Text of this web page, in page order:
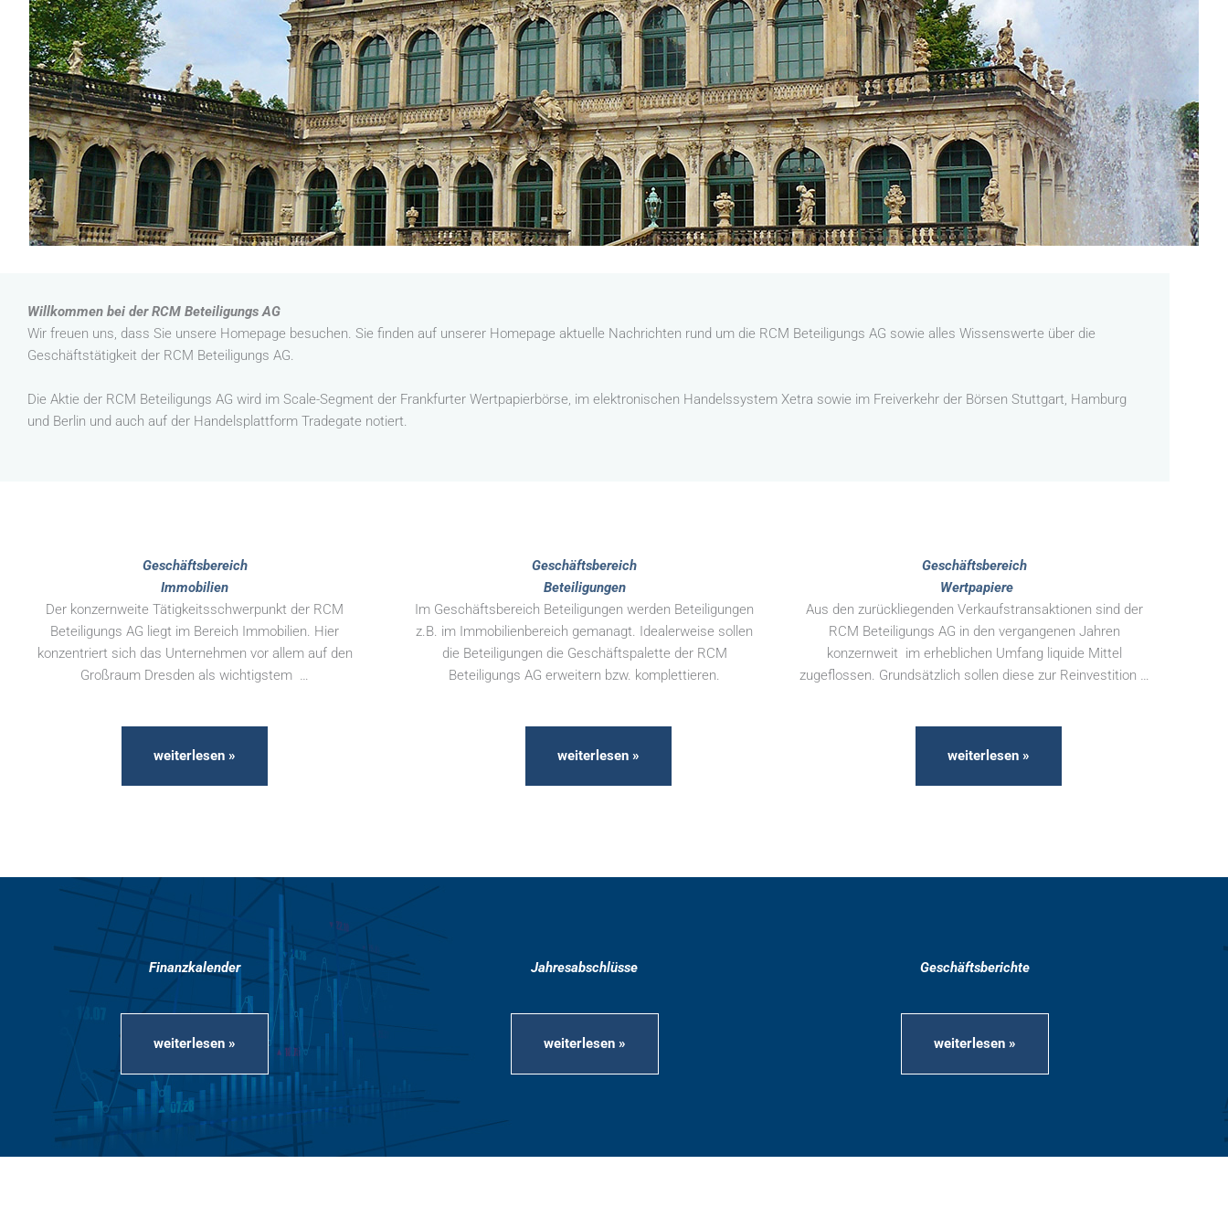
Willkommen bei der RCM Beteiligungs AG
Wir freuen uns, dass Sie unsere Homepage besuchen. Sie finden auf unserer Homepage aktuelle Nachrichten rund um die RCM Beteiligungs AG sowie alles Wissenswerte über die
Geschäftstätigkeit der RCM Beteiligungs AG.
Die Aktie der RCM Beteiligungs AG wird im Scale-Segment der Frankfurter Wertpapierbörse, im elektronischen Handelssystem Xetra sowie im Freiverkehr der Börsen Stuttgart, Hamburg
und Berlin und auch auf der Handelsplattform Tradegate notiert.
Geschäftsbereich
Immobilien
Der konzernweite Tätigkeitsschwerpunkt der RCM
Beteiligungs AG liegt im Bereich Immobilien. Hier
konzentriert sich das Unternehmen vor allem auf den
Großraum Dresden als wichtigstem …
weiterlesen »
Geschäftsbereich
Beteiligungen
Im Geschäftsbereich Beteiligungen werden Beteiligungen
z.B. im Immobilienbereich gemanagt. Idealerweise sollen
die Beteiligungen die Geschäftspalette der RCM
Beteiligungs AG erweitern bzw. komplettieren.
weiterlesen »
Geschäftsbereich
Wertpapiere
Aus den zurückliegenden Verkaufstransaktionen sind der
RCM Beteiligungs AG in den vergangenen Jahren
konzernweit im erheblichen Umfang liquide Mittel
zugeflossen. Grundsätzlich sollen diese zur Reinvestition …
weiterlesen »
Finanzkalender
weiterlesen »
Jahresabschlüsse
weiterlesen »
Geschäftsberichte
weiterlesen »